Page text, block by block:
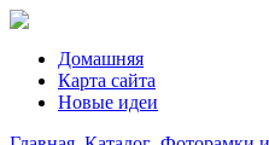
Домашняя
Карта сайта
Новые идеи